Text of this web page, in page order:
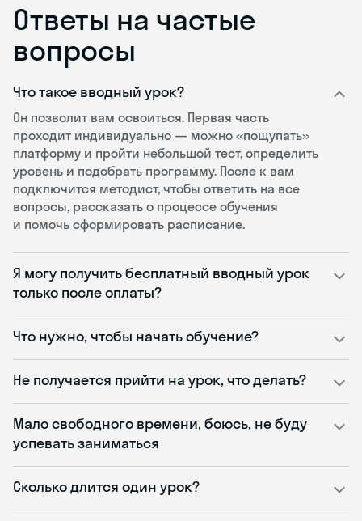
Ответы на частые
вопросы
Что такое вводный урок?
Он позволит вам освоиться. Первая часть
проходит индивидуально — можно «пощупать»
платформу и пройти небольшой тест, определить
уровень и подобрать программу. После к вам
подключится методист, чтобы ответить на все
вопросы, рассказать о процессе обучения
и помочь сформировать расписание.
Я могу получить бесплатный вводный урок
только после оплаты?
Что нужно, чтобы начать обучение?
Не получается прийти на урок, что делать?
Мало свободного времени, боюсь, не буду
успевать заниматься
Сколько длится один урок?